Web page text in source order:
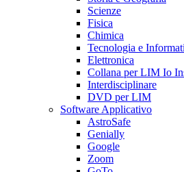
Scienze
Fisica
Chimica
Tecnologia e
Elettronica
Collana per LIM Io
Interdisciplinare
DVD per LIM
Software Applicativo
AstroSafe
Genially
Google
Zoom